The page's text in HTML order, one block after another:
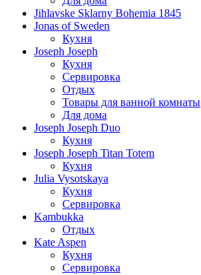
Jihlavske Sklarny Bohemia 1845
Jonas of Sweden
Кухня
Joseph Joseph
Кухня
Сервировка
Отдых
Товары для ванной комнаты
Для дома
Joseph Joseph Duo
Кухня
Joseph Joseph Titan Totem
Кухня
Julia Vysotskaya
Кухня
Сервировка
Kambukka
Отдых
Kate Aspen
Кухня
Сервировка